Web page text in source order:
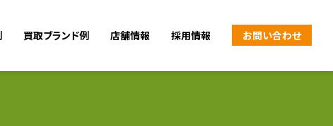
買取ブランド例 店舗情報 採用情報 お問い合わせ